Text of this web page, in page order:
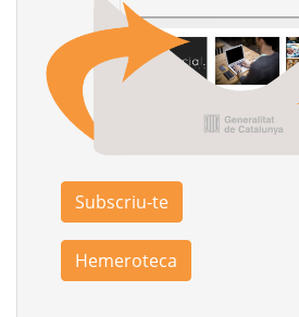
Subscriu-te
Hemeroteca